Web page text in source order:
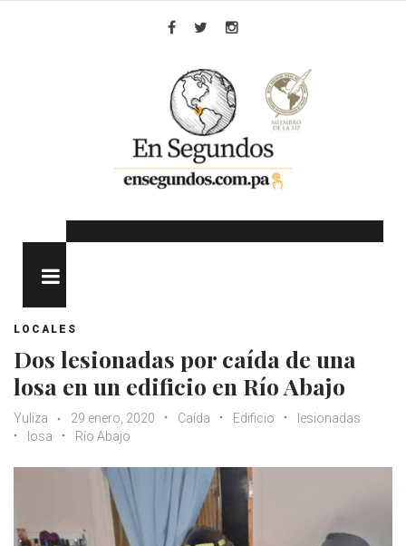
LOCALES
Dos lesionadas por caída de una
losa en un edificio en Río Abajo
Yuliza 29 enero, 2020 Caída Edificio
lesionadas
losa
Río Abajo